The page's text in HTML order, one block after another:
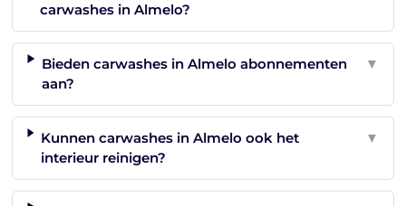
carwashes in Almelo?
Bieden carwashes in Almelo abonnementen
aan?
▼
Kunnen carwashes in Almelo ook het
interieur reinigen?
▼